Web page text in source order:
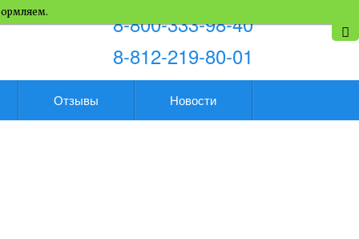
8-800-333-98-40
8-812-219-80-01
Отзывы Новости